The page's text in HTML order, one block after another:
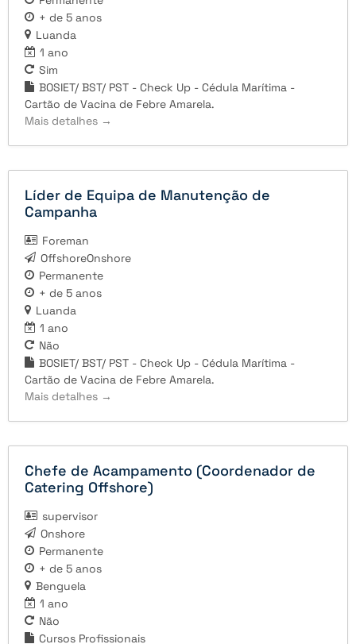
+ de 5 anos
Luanda
1 ano
Sim
BOSIET/ BST/ PST - Check Up - Cédula Marítima -
Cartão de Vacina de Febre Amarela.
Mais detalhes
Líder de Equipa de Manutenção de
Campanha
Foreman
OffshoreOnshore
Permanente
+ de 5 anos
Luanda
1 ano
Não
BOSIET/ BST/ PST - Check Up - Cédula Marítima -
Cartão de Vacina de Febre Amarela.
Mais detalhes
Chefe de Acampamento (Coordenador de
Catering Offshore)
supervisor
Onshore
Permanente
+ de 5 anos
Benguela
1 ano
Não
Cursos Profissionais